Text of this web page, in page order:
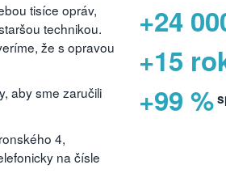
tisíce opráv,
technikou.
že s opravou
aby sme zaručili
4,
na čísle
+24
+15
+99 %